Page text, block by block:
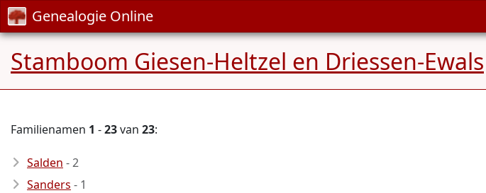
Genealogie Online
Stamboom Giesen-Heltzel en Driessen-Ewals
Familienamen 1 -23van 23:
Salden - 2
Sanders - 1